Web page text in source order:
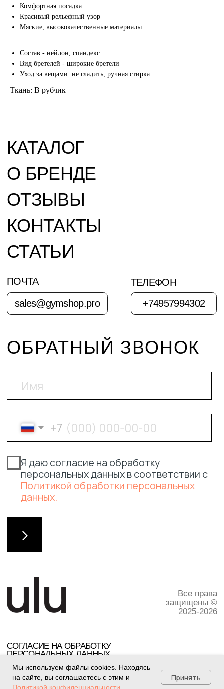
Комфортная посадка
Красивый рельефный узор
Мягкие, высококачественные материалы
Состав - нейлон, спандекс
Вид бретелей - широкие бретели
Уход за вещами: не гладить, ручная стирка
Ткань: В рубчик
ПЕРСОНАЛЬНЫХ ДАННЫХ
ПОЧТА
sales@gymshop.pro
ТЕЛЕФОН
+74957994302
ОБРАТНЫЙ ЗВОНОК
Я даю согласие на обработку
персональных данных в соответствии с
данных.
>
Мы используем файлы cookies. Находясь
на сайте, вы соглашаетесь с этим и
Принять